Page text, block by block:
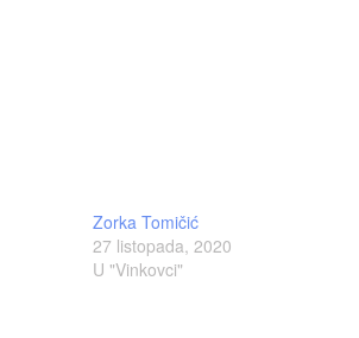
Zorka Tomičić
27 listopada, 2020
U "Vinkovci"